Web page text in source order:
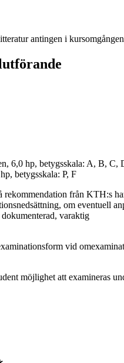
antingen i
6,0 hp, betygsskala: A, B, C,
betygsskala: P, F
rekommendation från KTH:s
om eventuell
varaktig
vid
möjlighet att examineras